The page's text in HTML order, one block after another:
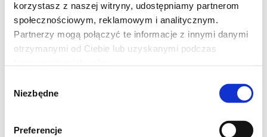
korzystasz z naszej witryny, udostępniamy partnerom
społecznościowym, reklamowym i analitycznym.
Partnerzy mogą połączyć te informacje z innymi danymi
otrzymanymi od Ciebie lub uzyskanymi podczas
zgody
Niezbędne
Preferencje